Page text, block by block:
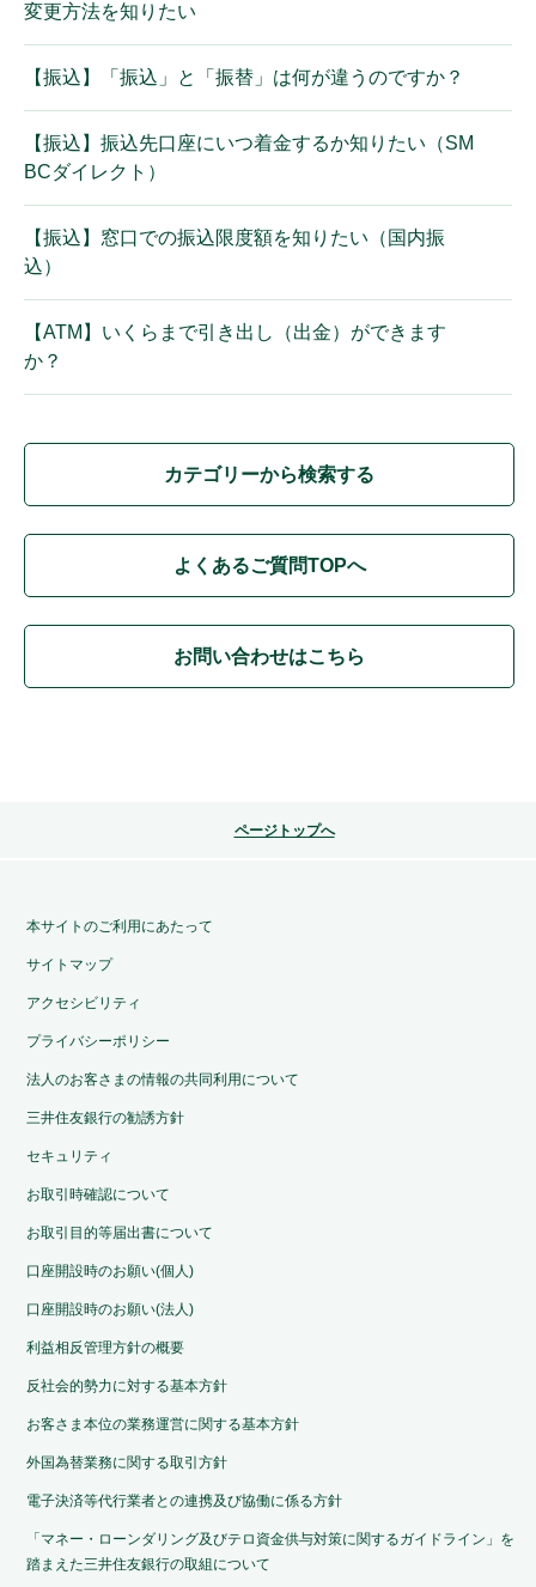
変更方法を知りたい
【振込】「振込」と「振替」は何が違うのですか？
【振込】振込先口座にいつ着金するか知りたい（SM
BCダイレクト）
【振込】窓口での振込限度額を知りたい（国内振
込）
【ATM】いくらまで引き出し（出金）ができます
か？
カテゴリーから検索する
よくあるご質問TOPへ
お問い合わせはこちら
ページトップへ
本サイトのご利用にあたって
サイトマップ
アクセシビリティ
プライバシーポリシー
法人のお客さまの情報の共同利用について
三井住友銀行の勧誘方針
セキュリティ
お取引時確認について
お取引目的等届出書について
口座開設時のお願い(個人)
口座開設時のお願い(法人)
利益相反管理方針の概要
反社会的勢力に対する基本方針
お客さま本位の業務運営に関する基本方針
外国為替業務に関する取引方針
電子決済等代行業者との連携及び協働に係る方針
「マネー・ローンダリング及びテロ資金供与対策に関するガイドライン」を
踏まえた三井住友銀行の取組について